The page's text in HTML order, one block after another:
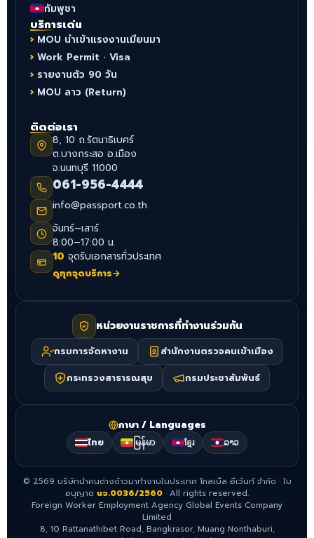
กัมพูชา
บริการเด่น
MOU นำเข้าแรงงานเมียนมา
Work Permit · Visa
รายงานตัว 90 วัน
MOU ลาว (Return)
ติดต่อเรา
8, 10 ถ.รัตนาธิเบศร์
ต.บางกระสอ อ.เมือง
จ.นนทบุรี 11000
061-956-4444
info@passport.co.th
จันทร์–เสาร์
8:00–17:00 น.
10 จุดรับเอกสารทั่วประเทศ
ดูทุกจุดบริการ→
หน่วยงานราชการที่ทำงานร่วมกัน
กรมการจัดหางาน
สำนักงานตรวจคนเข้าเมือง
กระทรวงสาธารณสุข
กรมประชาสัมพันธ์
ภาษา / Languages
ไทย မြန်မာ ខ្មែរ ລາວ
© 2569 บริษัทนำคนต่างด้าวมาทำงานในประเทศ โกลเบิ้ล อีเว้นท์ จำกัด ·ใบ
อนุญาต นจ.0036/2560 · All rights reserved.
Foreign Worker Employment Agency Global Events Company
Limited
8, 10 Rattanathibet Road, Bangkrasor, Muang Nonthaburi,